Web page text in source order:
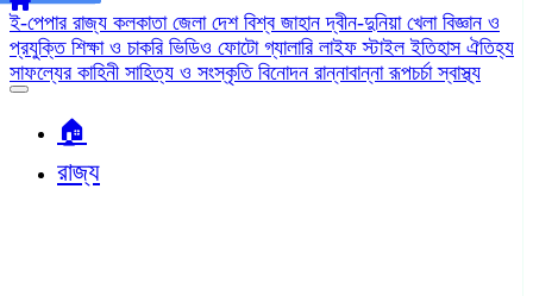
ই-পেপার রাজ্য কলকাতা জেলা দেশ বিশ্ব জাহানদ্বীন-দুনিয়া খেলা বিজ্ঞান ও
প্রযুক্তি শিক্ষা ও চাকরি ভিডিও ফোটো গ্যালারি লাইফ স্টাইলইতিহাস ঐতিহ্য
সাফল্যের কাহিনী সাহিত্য ও সংস্কৃতি বিনোদন রান্নাবান্নারূপচর্চাস্বাস্থ্য
🏠︎
রাজ্য